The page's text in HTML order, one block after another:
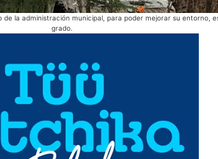
la administración municipal, para poder mejorar su
grado.